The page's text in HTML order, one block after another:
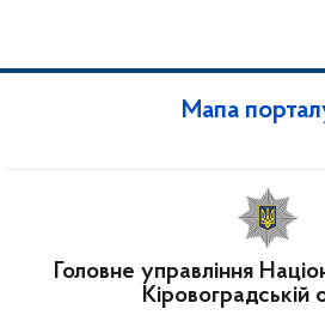
Мапа
Головне управління
Кіровоградській